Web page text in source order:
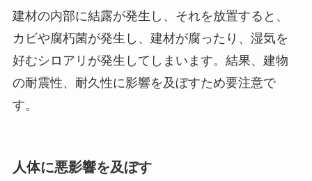
建材の内部に結露が発生し、それを放置すると、
カビや腐朽菌が発生し、建材が腐ったり、湿気を
好むシロアリが発生してしまいます。結果、建物
の耐震性、耐久性に影響を及ぼすため要注意で
す。
人体に悪影響を及ぼす